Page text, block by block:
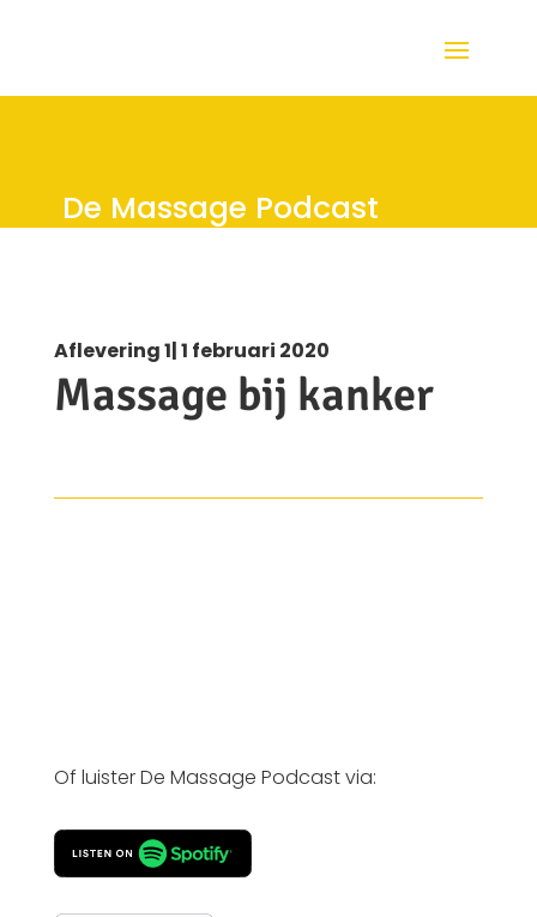
De Massage Podcast
Aflevering 1| 1 februari 2020
Massage bij kanker
Of luister De Massage Podcast via: